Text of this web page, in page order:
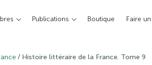
Publications Boutique Faire
/ Histoire littéraire de la France. Tome 9